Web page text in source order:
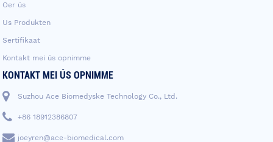
Oer ús
Us Produkten
Sertifikaat
Kontakt mei ús opnimme
KONTAKT MEI ÚS OPNIMME
Suzhou Ace Biomedyske Technology Co., Ltd.
+86 18912386807
joeyren@ace-biomedical.com